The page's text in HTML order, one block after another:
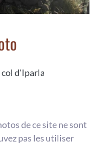
d'Iparla
de ce site ne sont
pas les utiliser